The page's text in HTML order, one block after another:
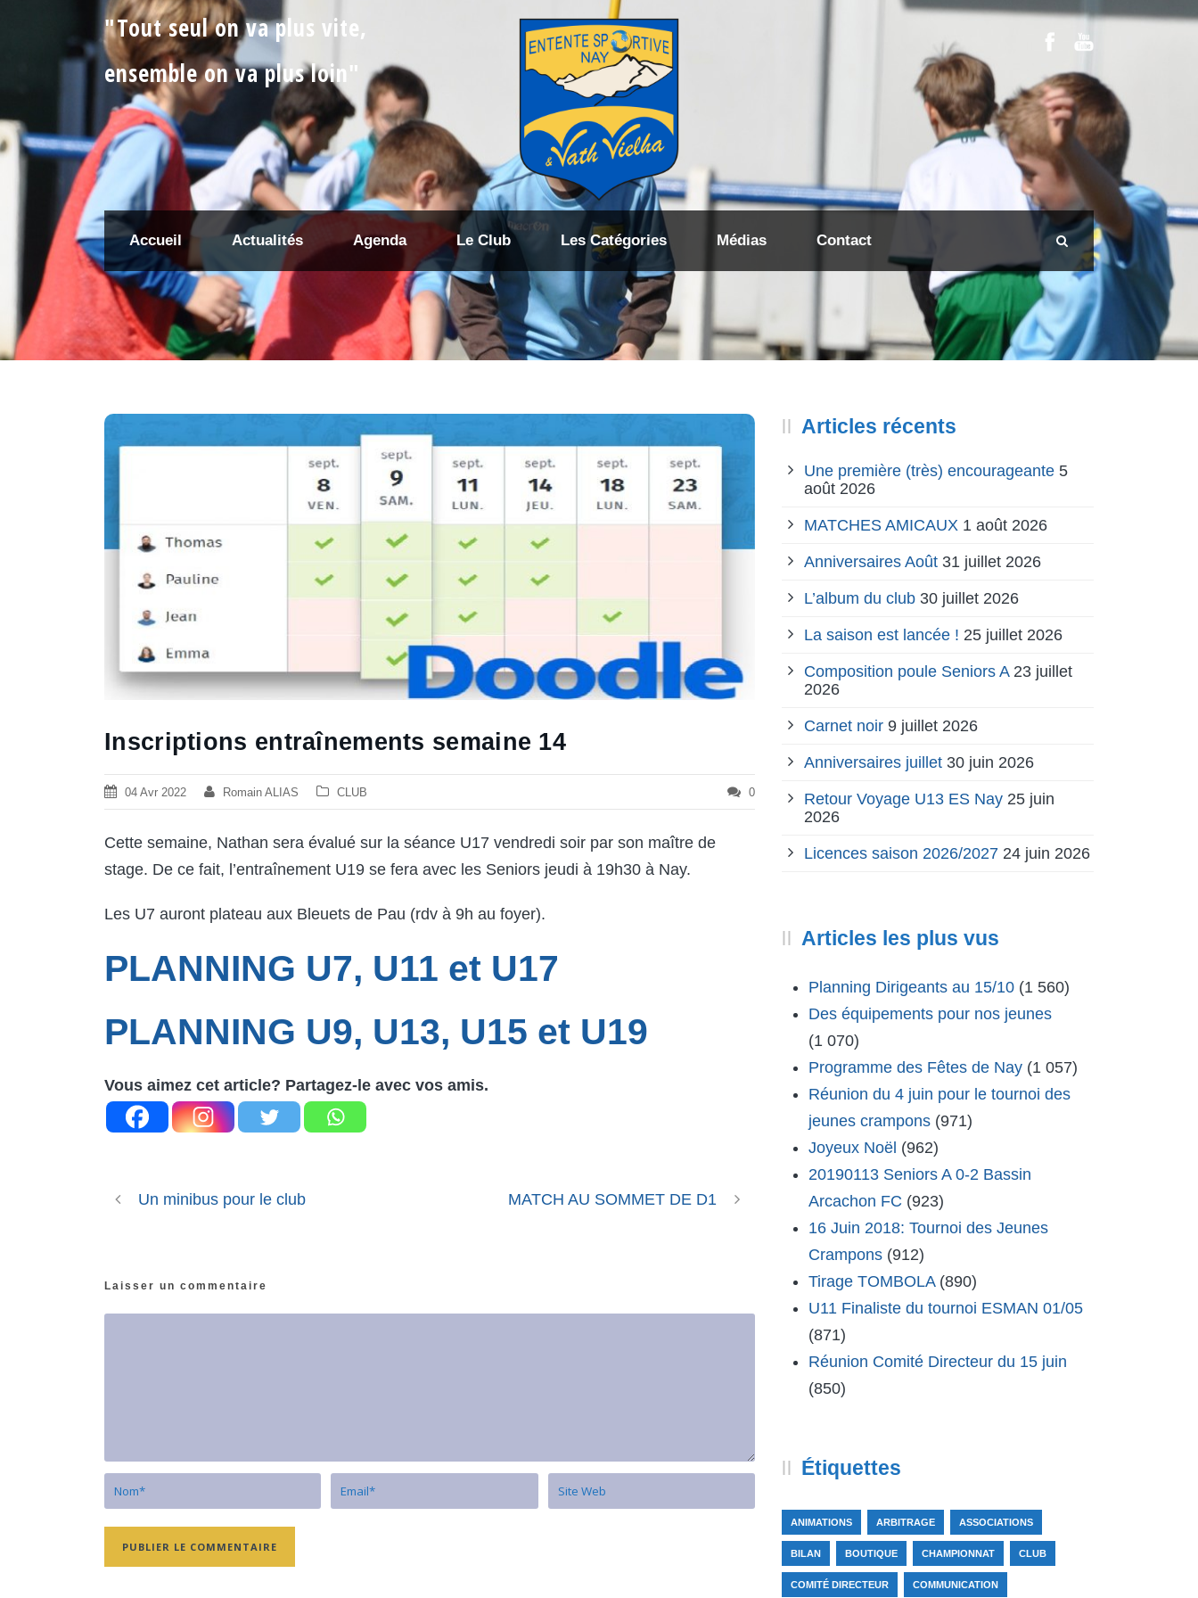
"Tout seul on va plus vite,
ensemble on va plus loin"
Accueil Actualités Agenda Le Club Les Catégories Médias Contact
Inscriptions entraînements semaine 14
04 Avr 2022 Romain ALIAS CLUB 0
Cette semaine, Nathan sera évalué sur la séance U17 vendredi soir par son maître de
stage. De ce fait, l’entraînement U19 se fera avec les Seniors jeudi à 19h30 à Nay.
Les U7 auront plateau aux Bleuets de Pau (rdv à 9h au foyer).
PLANNING U7, U11 et U17
PLANNING U9, U13, U15 et U19
Vous aimez cet article? Partagez-le avec vos amis.
Un minibus pour le club MATCH AU SOMMET DE D1
Laisser un commentaire
Articles récents
Une première (très) encourageante 5
août 2026
MATCHES AMICAUX 1 août 2026
Anniversaires Août 31 juillet 2026
L’album du club 30 juillet 2026
La saison est lancée ! 25 juillet 2026
Composition poule Seniors A 23 juillet
2026
Carnet noir 9 juillet 2026
Anniversaires juillet 30 juin 2026
Retour Voyage U13 ES Nay 25 juin
2026
Licences saison 2026/2027 24 juin 2026
Articles les plus vus
Planning Dirigeants au 15/10 (1 560)
Des équipements pour nos jeunes
(1 070)
Programme des Fêtes de Nay (1 057)
Réunion du 4 juin pour le tournoi des
jeunes crampons (971)
Joyeux Noël (962)
20190113 Seniors A 0-2 Bassin
Arcachon FC (923)
16 Juin 2018: Tournoi des Jeunes
Crampons (912)
Tirage TOMBOLA (890)
U11 Finaliste du tournoi ESMAN 01/05
(871)
Réunion Comité Directeur du 15 juin
(850)
Étiquettes
ANIMATIONS ARBITRAGE ASSOCIATIONS
BILAN BOUTIQUE CHAMPIONNAT CLUB
COMITÉ DIRECTEUR COMMUNICATION